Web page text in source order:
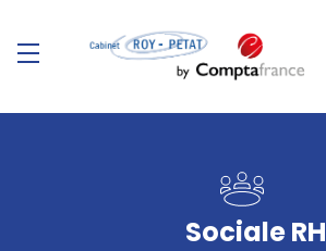
Sociale RH